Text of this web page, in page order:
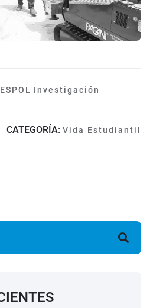
ESPOL Investigación
CATEGORÍA: Vida Estudiantil